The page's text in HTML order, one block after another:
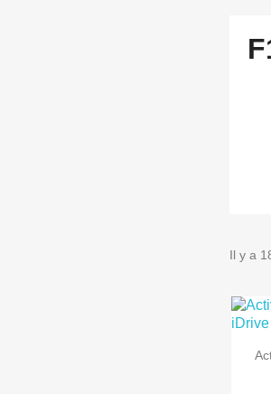
Il y a